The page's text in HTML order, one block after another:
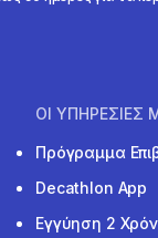
ΟΙ ΥΠΗΡΕΣΙΕΣ
Πρόγραμμα
Decathlon App
Εγγύηση 2